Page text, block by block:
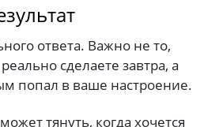
ответа. Важно не то,
сделаете завтра, а
попал в ваше настроение.
тянуть, когда хочется